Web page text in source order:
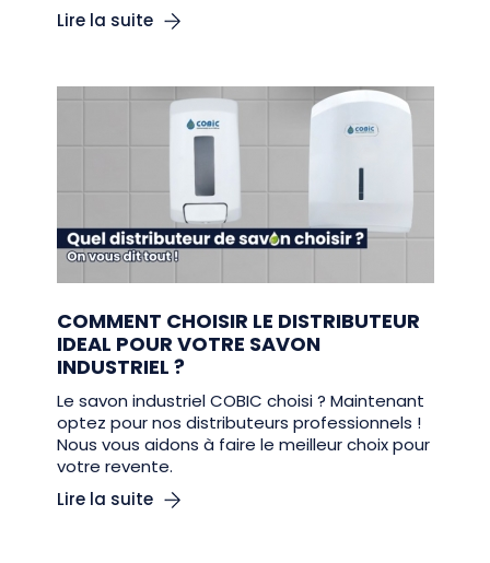
Lire la suite
COMMENT CHOISIR LE DISTRIBUTEUR
IDEAL POUR VOTRE SAVON
INDUSTRIEL ?
Le savon industriel COBIC choisi ? Maintenant
optez pour nos distributeurs professionnels !
Nous vous aidons à faire le meilleur choix pour
votre revente.
Lire la suite